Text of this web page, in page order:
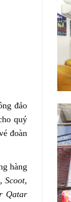
đảo
quý
đoàn
hàng
Scoot,
Qatar